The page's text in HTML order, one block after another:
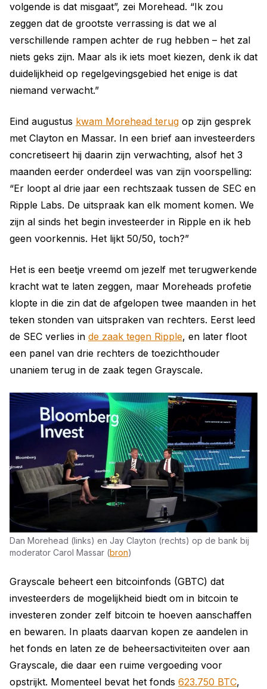
volgende is dat misgaat”, zei Morehead. “Ik zou
zeggen dat de grootste verrassing is dat we al
verschillende rampen achter de rug hebben – het zal
niets geks zijn. Maar als ik iets moet kiezen, denk ik dat
duidelijkheid op regelgevingsgebied het enige is dat
niemand verwacht.”
Eind augustus kwam Morehead terug op zijn gesprek
met Clayton en Massar. In een brief aan investeerders
concretiseert hij daarin zijn verwachting, alsof het 3
maanden eerder onderdeel was van zijn voorspelling:
“Er loopt al drie jaar een rechtszaak tussen de SEC en
Ripple Labs. De uitspraak kan elk moment komen. We
zijn al sinds het begin investeerder in Ripple en ik heb
geen voorkennis. Het lijkt 50/50, toch?”
Het is een beetje vreemd om jezelf met terugwerkende
kracht wat te laten zeggen, maar Moreheads profetie
klopte in die zin dat de afgelopen twee maanden in het
teken stonden van uitspraken van rechters. Eerst leed
de SEC verlies in de zaak tegen Ripple, en later floot
een panel van drie rechters de toezichthouder
unaniem terug in de zaak tegen Grayscale.
Dan Morehead (links) en Jay Clayton (rechts) op de bank bij
moderator Carol Massar (bron)
Grayscale beheert een bitcoinfonds (GBTC) dat
investeerders de mogelijkheid biedt om in bitcoin te
investeren zonder zelf bitcoin te hoeven aanschaffen
en bewaren. In plaats daarvan kopen ze aandelen in
het fonds en laten ze de beheersactiviteiten over aan
Grayscale, die daar een ruime vergoeding voor
opstrijkt. Momenteel bevat het fonds 623.750 BTC,